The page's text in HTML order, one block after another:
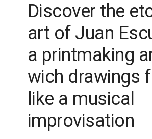
Discover the
art of Juan
a printmaking
wich drawings
like a musical
improvisation